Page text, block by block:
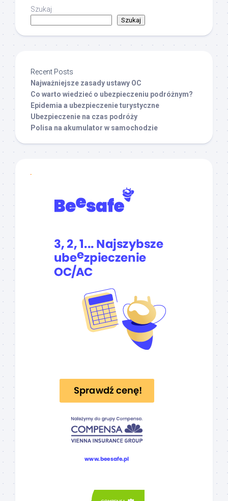
Szukaj
Szukaj
Recent Posts
Najważniejsze zasady ustawy OC
Co warto wiedzieć o ubezpieczeniu podróżnym?
Epidemia a ubezpieczenie turystyczne
Ubezpieczenie na czas podróży
Polisa na akumulator w samochodzie